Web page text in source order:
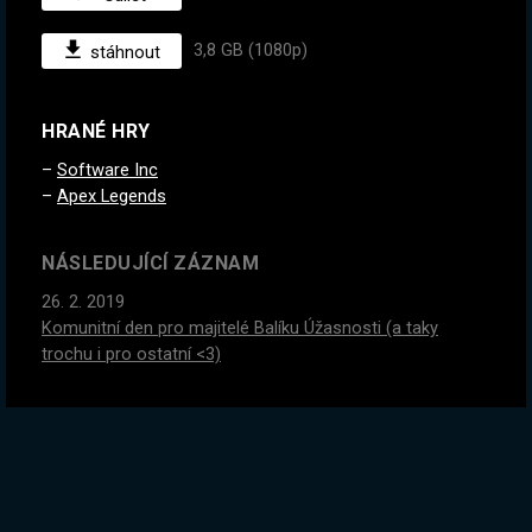
stáhnout 3,8 GB (1080p)
HRANÉ HRY
Software Inc
Apex Legends
NÁSLEDUJÍCÍ ZÁZNAM
26. 2. 2019
Komunitní den pro majitelé Balíku Úžasnosti (a taky
trochu i pro ostatní <3)